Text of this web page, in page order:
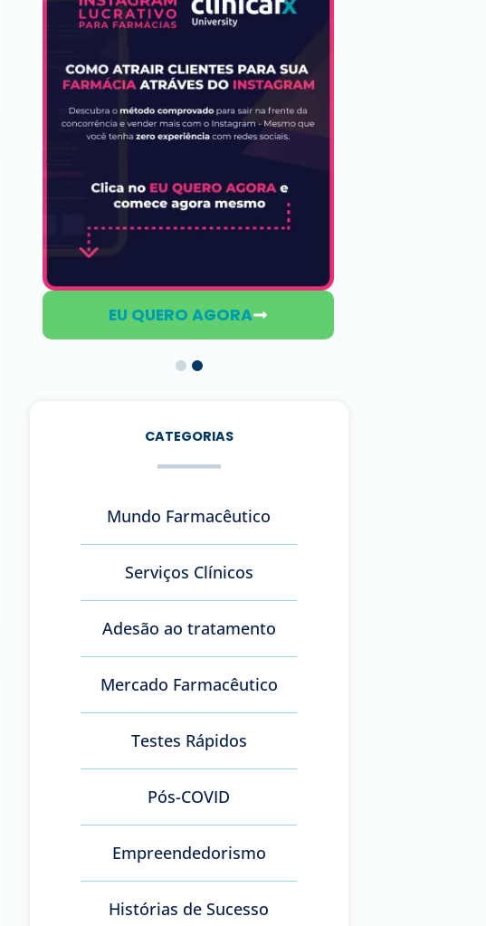
EU QUERO AGORA
CATEGORIAS
Mundo Farmacêutico
Serviços Clínicos
Adesão ao tratamento
Mercado Farmacêutico
Testes Rápidos
Pós-COVID
Empreendedorismo
Histórias de Sucesso